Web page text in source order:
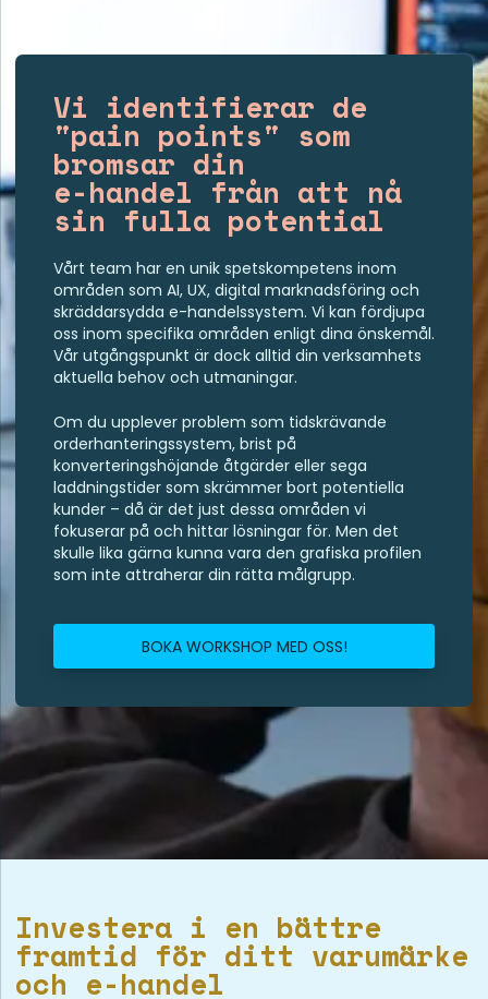
Vi identifierar de
"pain points" som
bromsar din
e-handel från att nå
sin fulla potential
Vårt team har en unik spetskompetens inom
områden som AI, UX, digital marknadsföring och
skräddarsydda e-handelssystem. Vi kan fördjupa
oss inom specifika områden enligt dina önskemål.
Vår utgångspunkt är dock alltid din verksamhets
aktuella behov och utmaningar.
Om du upplever problem som tidskrävande
orderhanteringssystem, brist på
konverteringshöjande åtgärder eller sega
laddningstider som skrämmer bort potentiella
kunder – då är det just dessa områden vi
fokuserar på och hittar lösningar för. Men det
skulle lika gärna kunna vara den grafiska profilen
som inte attraherar din rätta målgrupp.
BOKA WORKSHOP MED OSS!
Investera i en bättre
framtid för ditt varumärke
och e-handel